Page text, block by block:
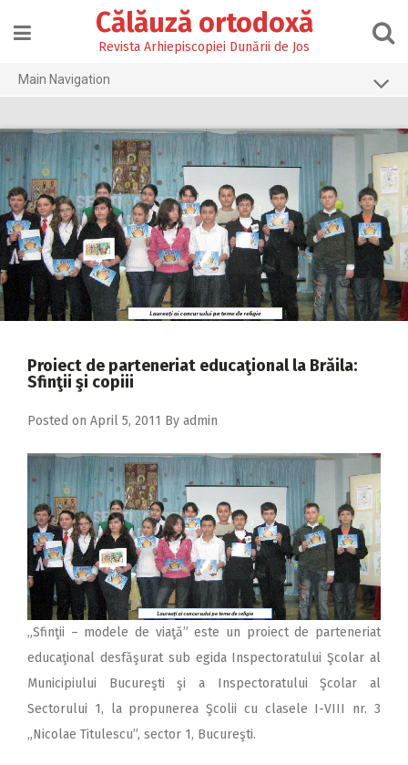
content
Călăuză ortodoxă
Revista Arhiepiscopiei Dunării de Jos
Main Navigation
2026
2025
2024
2023
2022
2021
2019
2018
2017
2016
2015
2014
2013
2012
2011
2010
Proiect de parteneriat educaţional la Brăila:
Sfinţii şi copiii
Posted on April 5, 2011 By admin
„Sfinţii – modele de viaţă” este un proiect de parteneriat
educaţional desfăşurat sub egida Inspectoratului Şcolar al
Municipiului Bucureşti şi a Inspectoratului Şcolar al
Sectorului 1, la propunerea Şcolii cu clasele I-VIII nr. 3
„Nicolae Titulescu”, sector 1, Bucureşti.